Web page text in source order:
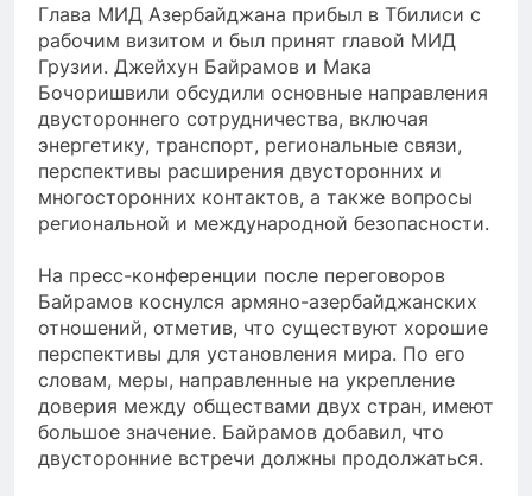
Глава МИД Азербайджана прибыл в Тбилиси с
рабочим визитом и был принят главой МИД
Грузии. Джейхун Байрамов и Мака
Бочоришвили обсудили основные направления
двустороннего сотрудничества, включая
энергетику, транспорт, региональные связи,
перспективы расширения двусторонних и
многосторонних контактов, а также вопросы
региональной и международной безопасности.
На пресс-конференции после переговоров
Байрамов коснулся армяно-азербайджанских
отношений, отметив, что существуют хорошие
перспективы для установления мира. По его
словам, меры, направленные на укрепление
доверия между обществами двух стран, имеют
большое значение. Байрамов добавил, что
двусторонние встречи должны продолжаться.